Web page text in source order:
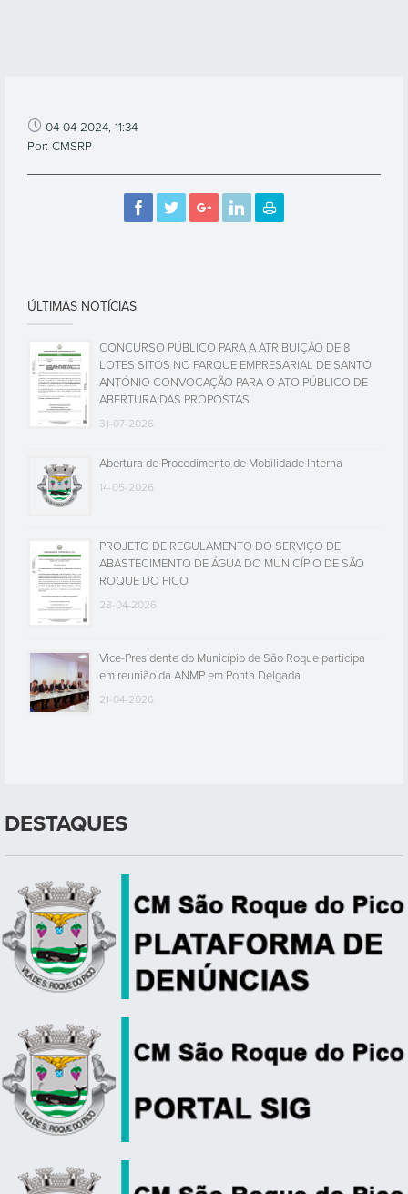
04-04-2024, 11:34
Por: CMSRP
ÚLTIMAS NOTÍCIAS
CONCURSO PÚBLICO PARA A ATRIBUIÇÃO DE 8
LOTES SITOS NO PARQUE EMPRESARIAL DE SANTO
ANTÓNIO CONVOCAÇÃO PARA O ATO PÚBLICO DE
ABERTURA DAS PROPOSTAS
31-07-2026
Abertura de Procedimento de Mobilidade Interna
14-05-2026
PROJETO DE REGULAMENTO DO SERVIÇO DE
ABASTECIMENTO DE ÁGUA DO MUNICÍPIO DE SÃO
ROQUE DO PICO
28-04-2026
Vice-Presidente do Município de São Roque participa
em reunião da ANMP em Ponta Delgada
21-04-2026
DESTAQUES